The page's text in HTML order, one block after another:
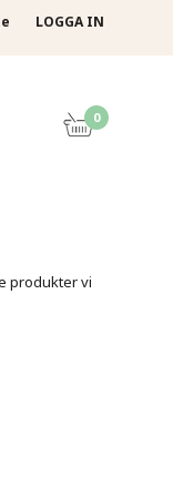
LOGGA IN
0
produkter vi